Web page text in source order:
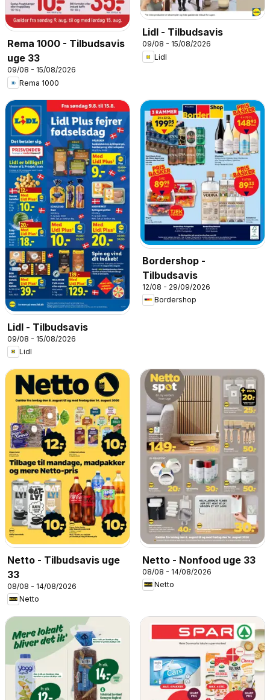
Rema 1000 - Tilbudsavis
uge 33
09/08 - 15/08/2026
Rema 1000
Lidl - Tilbudsavis
09/08 - 15/08/2026
Lidl
Lidl - Tilbudsavis
09/08 - 15/08/2026
Lidl
Bordershop -
Tilbudsavis
12/08 - 29/09/2026
Bordershop
Netto - Tilbudsavis uge
33
08/08 - 14/08/2026
Netto
Netto - Nonfood uge 33
08/08 - 14/08/2026
Netto